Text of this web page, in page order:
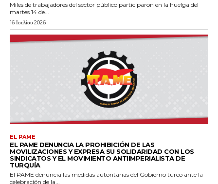
Miles de trabajadores del sector público participaron en la huelga del
martes 14 de...
16 Ιουλίου 2026
EL PAME
EL PAME DENUNCIA LA PROHIBICIÓN DE LAS
MOVILIZACIONES Y EXPRESA SU SOLIDARIDAD CON LOS
SINDICATOS Y EL MOVIMIENTO ANTIIMPERIALISTA DE
TURQUÍA
El PAME denuncia las medidas autoritarias del Gobierno turco ante la
celebración de la...